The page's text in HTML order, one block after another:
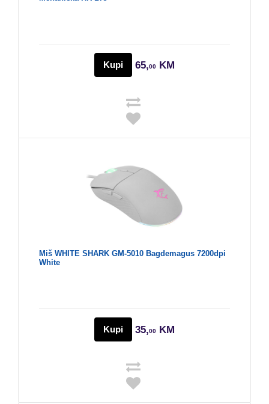
Kupi 65,00 KM
Miš WHITE SHARK GM-5010 Bagdemagus 7200dpi
White
Kupi 35,00 KM